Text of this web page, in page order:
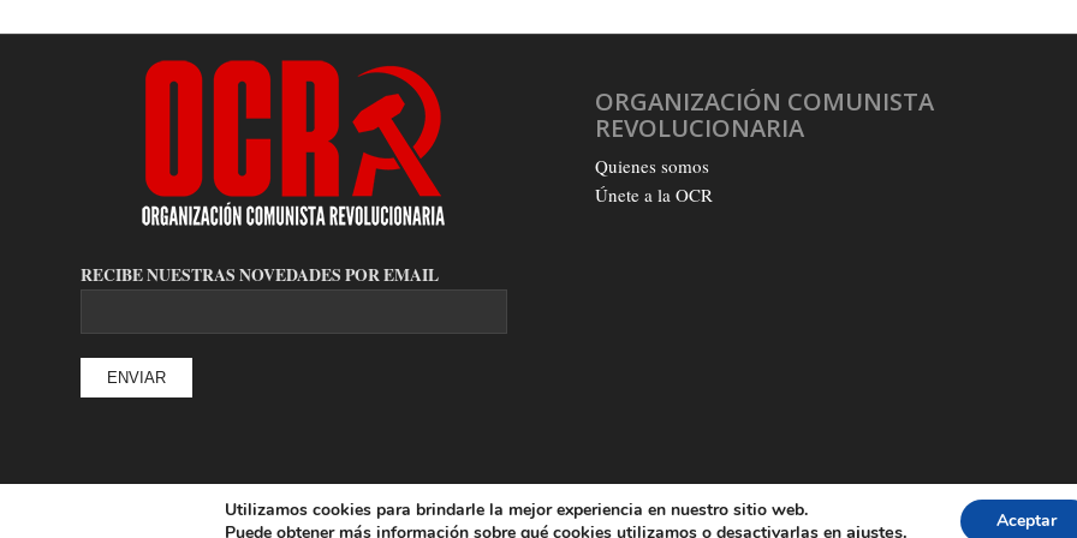
RECIBE NUESTRAS NOVEDADES POR EMAIL
ORGANIZACIÓN COMUNISTA
REVOLUCIONARIA
Quienes somos
Únete a la OCR
© Copyright - Organización Comunista Revolucionaria
Utilizamos cookies para brindarle la mejor experiencia en nuestro sitio web.
Puede obtener más información sobre qué cookies utilizamos o desactivarlas en ajustes. Aceptar